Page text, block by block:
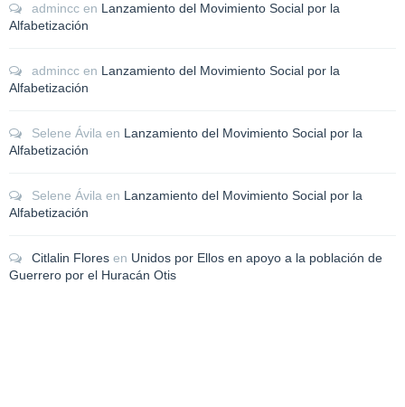
admincc en Lanzamiento del Movimiento Social por la
Alfabetización
admincc en Lanzamiento del Movimiento Social por la
Alfabetización
Selene Ávila en Lanzamiento del Movimiento Social por la
Alfabetización
Selene Ávila en Lanzamiento del Movimiento Social por la
Alfabetización
Citlalin Flores en Unidos por Ellos en apoyo a la población de
Guerrero por el Huracán Otis